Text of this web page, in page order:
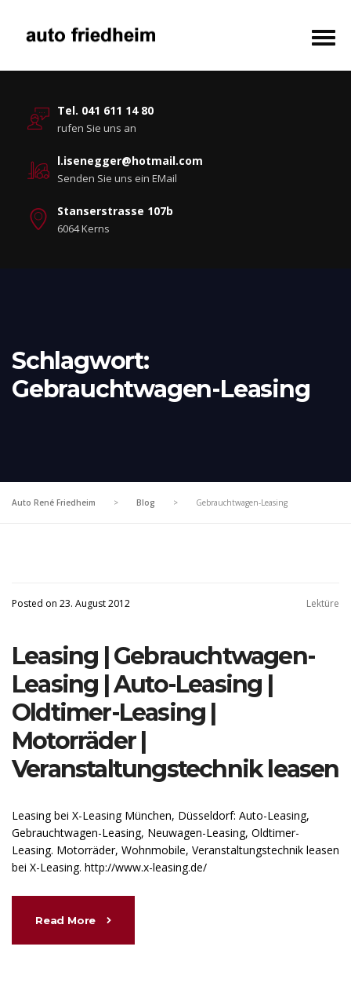
Tel. 041 611 14 80
rufen Sie uns an
l.isenegger@hotmail.com
Senden Sie uns ein EMail
Stanserstrasse 107b
6064 Kerns
Schlagwort:
Gebrauchtwagen-Leasing
Auto René Friedheim > Blog > Gebrauchtwagen-Leasing
Posted on 23. August 2012 Lektüre
Leasing | Gebrauchtwagen-
Leasing | Auto-Leasing |
Oldtimer-Leasing |
Motorräder |
Veranstaltungstechnik leasen
Leasing bei X-Leasing München, Düsseldorf: Auto-Leasing,
Gebrauchtwagen-Leasing, Neuwagen-Leasing, Oldtimer-
Leasing. Motorräder, Wohnmobile, Veranstaltungstechnik leasen
bei X-Leasing. http://www.x-leasing.de/
Read More